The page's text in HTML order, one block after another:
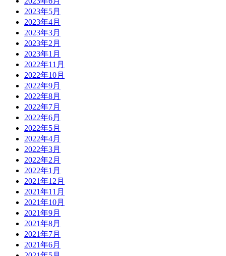
2023年5月
2023年4月
2023年3月
2023年2月
2023年1月
2022年11月
2022年10月
2022年9月
2022年8月
2022年7月
2022年6月
2022年5月
2022年4月
2022年3月
2022年2月
2022年1月
2021年12月
2021年11月
2021年10月
2021年9月
2021年8月
2021年7月
2021年6月